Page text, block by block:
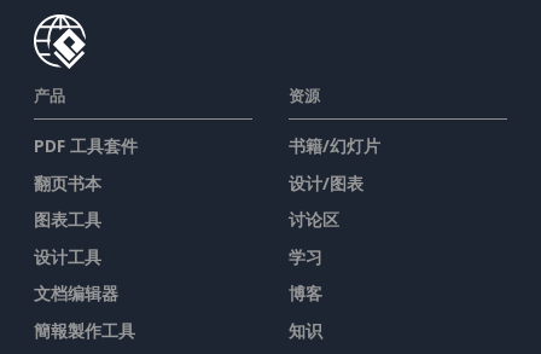
产品
PDF 工具套件
翻页书本
图表工具
设计工具
文档编辑器
簡報製作工具
资源
书籍/幻灯片
设计/图表
讨论区
学习
博客
知识